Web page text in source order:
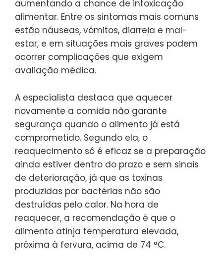
aumentando a chance de intoxicação
alimentar. Entre os sintomas mais comuns
estão náuseas, vômitos, diarreia e mal-
estar, e em situações mais graves podem
ocorrer complicações que exigem
avaliação médica.
A especialista destaca que aquecer
novamente a comida não garante
segurança quando o alimento já está
comprometido. Segundo ela, o
reaquecimento só é eficaz se a preparação
ainda estiver dentro do prazo e sem sinais
de deterioração, já que as toxinas
produzidas por bactérias não são
destruídas pelo calor. Na hora de
reaquecer, a recomendação é que o
alimento atinja temperatura elevada,
próxima à fervura, acima de 74 °C.